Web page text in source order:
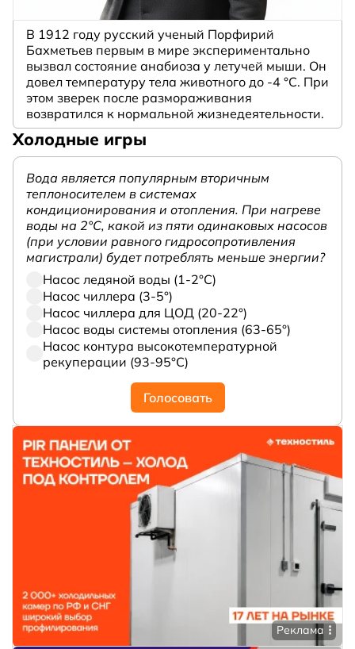
В 1912 году русский ученый Порфирий
Бахметьев первым в мире экспериментально
вызвал состояние анабиоза у летучей мыши. Он
довел температуру тела животного до -4 °C. При
этом зверек после размораживания
возвратился к нормальной жизнедеятельности.
Холодные игры
Вода является популярным вторичным
теплоносителем в системах
кондиционирования и отопления. При нагреве
воды на 2°С, какой из пяти одинаковых насосов
(при условии равного гидросопротивления
магистрали) будет потреблять меньше энергии?
Насос ледяной воды (1-2°С)
Насос чиллера (3-5°)
Насос чиллера для ЦОД (20-22°)
Насос воды системы отопления (63-65°)
Насос контура высокотемпературной
рекуперации (93-95°С)
Голосовать
Реклама